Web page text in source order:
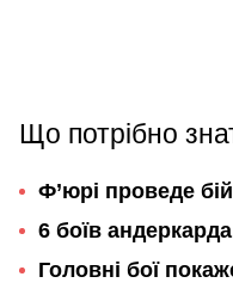
Що потрібно
Ф’юрі проведе
6 боїв
Головні бої